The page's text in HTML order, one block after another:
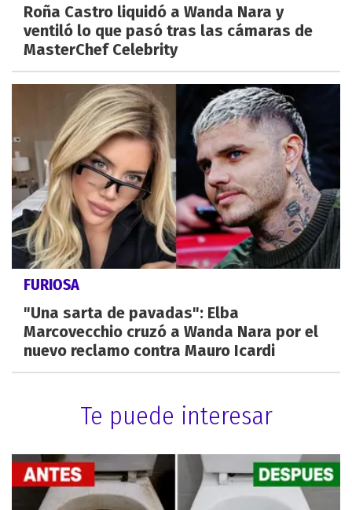
Roña Castro liquidó a Wanda Nara y
ventiló lo que pasó tras las cámaras de
MasterChef Celebrity
FURIOSA
"Una sarta de pavadas": Elba
Marcovecchio cruzó a Wanda Nara por el
nuevo reclamo contra Mauro Icardi
Te puede interesar